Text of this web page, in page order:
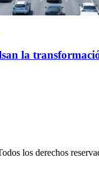
la
los derechos